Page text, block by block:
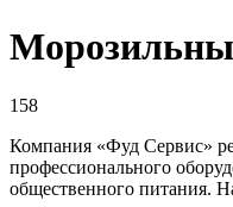
158
Компания «Фуд Сервис»
профессионального
общественного питания.